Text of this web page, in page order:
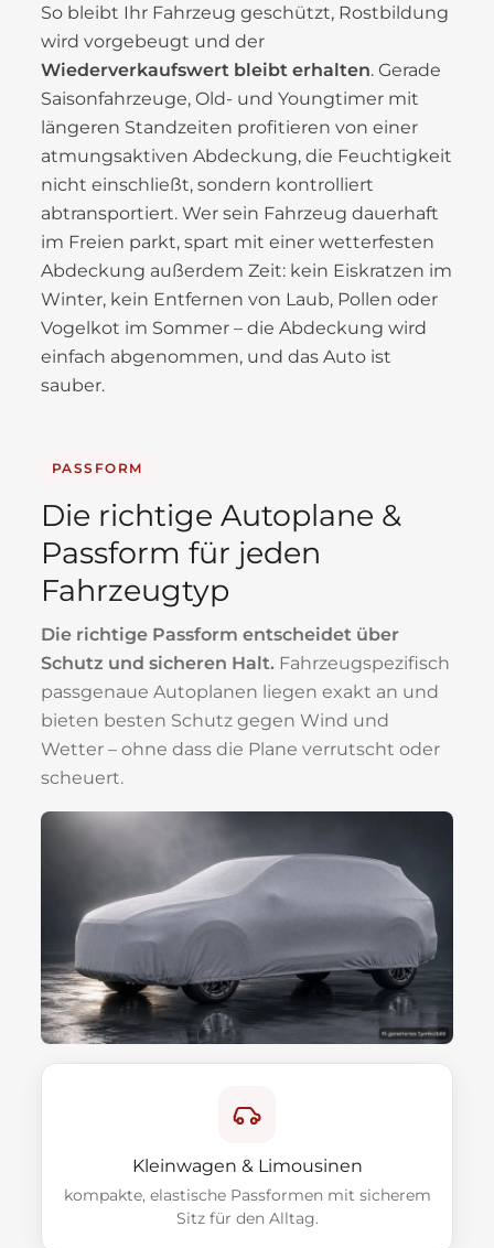
So bleibt Ihr Fahrzeug geschützt, Rostbildung
wird vorgebeugt und der
Wiederverkaufswert bleibt erhalten. Gerade
Saisonfahrzeuge, Old- und Youngtimer mit
längeren Standzeiten profitieren von einer
atmungsaktiven Abdeckung, die Feuchtigkeit
nicht einschließt, sondern kontrolliert
abtransportiert. Wer sein Fahrzeug dauerhaft
im Freien parkt, spart mit einer wetterfesten
Abdeckung außerdem Zeit: kein Eiskratzen im
Winter, kein Entfernen von Laub, Pollen oder
Vogelkot im Sommer – die Abdeckung wird
einfach abgenommen, und das Auto ist
sauber.
PASSFORM
Die richtige Autoplane &
Passform für jeden
Fahrzeugtyp
Die richtige Passform entscheidet über
Schutz und sicheren Halt. Fahrzeugspezifisch
passgenaue Autoplanen liegen exakt an und
bieten besten Schutz gegen Wind und
Wetter – ohne dass die Plane verrutscht oder
scheuert.
Kleinwagen & Limousinen
kompakte, elastische Passformen mit sicherem
Sitz für den Alltag.